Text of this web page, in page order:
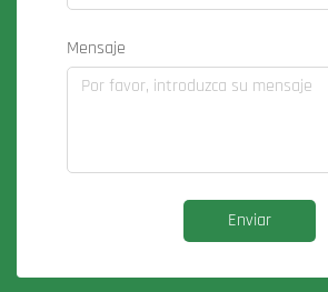
Mensaje
Enviar